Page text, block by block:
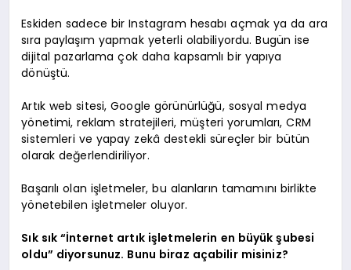
Eskiden sadece bir Instagram hesabı açmak ya da ara
sıra paylaşım yapmak yeterli olabiliyordu. Bugün ise
dijital pazarlama çok daha kapsamlı bir yapıya
dönüştü.
Artık web sitesi, Google görünürlüğü, sosyal medya
yönetimi, reklam stratejileri, müşteri yorumları, CRM
sistemleri ve yapay zekâ destekli süreçler bir bütün
olarak değerlendiriliyor.
Başarılı olan işletmeler, bu alanların tamamını birlikte
yönetebilen işletmeler oluyor.
Sık sık “İnternet artık işletmelerin en büyük şubesi
oldu” diyorsunuz. Bunu biraz açabilir misiniz?